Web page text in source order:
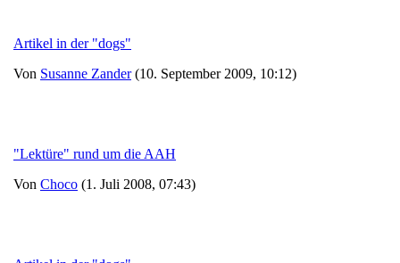
Artikel in der "dogs"
Von Susanne Zander(10. September 2009, 10:12)
"Lektüre" rund um die AAH
Von Choco (1. Juli 2008, 07:43)